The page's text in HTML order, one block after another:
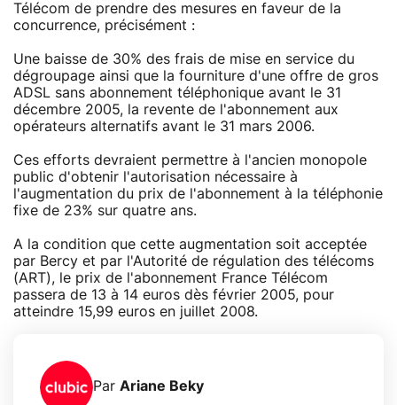
Télécom de prendre des mesures en faveur de la
concurrence, précisément :
Une baisse de 30% des frais de mise en service du
dégroupage ainsi que la fourniture d'une offre de gros
ADSL sans abonnement téléphonique avant le 31
décembre 2005, la revente de l'abonnement aux
opérateurs alternatifs avant le 31 mars 2006.
Ces efforts devraient permettre à l'ancien monopole
public d'obtenir l'autorisation nécessaire à
l'augmentation du prix de l'abonnement à la téléphonie
fixe de 23% sur quatre ans.
A la condition que cette augmentation soit acceptée
par Bercy et par l'Autorité de régulation des télécoms
(ART), le prix de l'abonnement France Télécom
passera de 13 à 14 euros dès février 2005, pour
atteindre 15,99 euros en juillet 2008.
Par Ariane Beky